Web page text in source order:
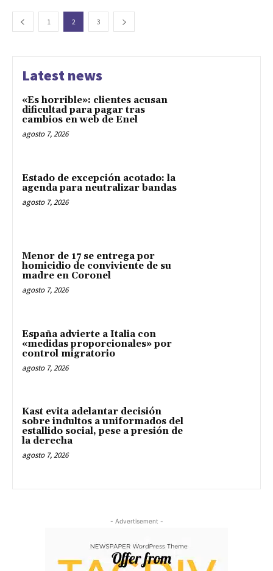
1 2 3
Latest news
«Es horrible»: clientes acusan
dificultad para pagar tras
cambios en web de Enel
agosto 7, 2026
Estado de excepción acotado: la
agenda para neutralizar bandas
agosto 7, 2026
Menor de 17 se entrega por
homicidio de conviviente de su
madre en Coronel
agosto 7, 2026
España advierte a Italia con
«medidas proporcionales» por
control migratorio
agosto 7, 2026
Kast evita adelantar decisión
sobre indultos a uniformados del
estallido social, pese a presión de
la derecha
agosto 7, 2026
- Advertisement -